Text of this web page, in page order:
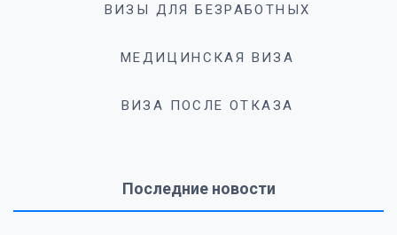
ВИЗЫ ДЛЯ БЕЗРАБОТНЫХ
МЕДИЦИНСКАЯ ВИЗА
ВИЗА ПОСЛЕ ОТКАЗА
Последние новости